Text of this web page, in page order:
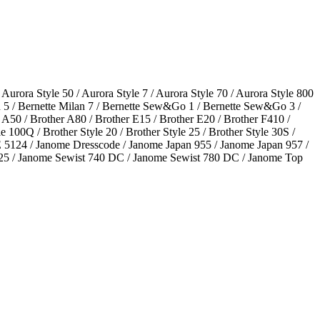
Style 50 / Aurora Style 7 / Aurora Style 70 / Aurora Style 800
/ Bernette Milan 7 / Bernette Sew&Go 1 / Bernette Sew&Go 3 /
/ Brother A80 / Brother E15 / Brother E20 / Brother F410 /
/ Brother Style 20 / Brother Style 25 / Brother Style 30S /
/ Janome Dresscode / Janome Japan 955 / Janome Japan 957 /
/ Janome Sewist 740 DC / Janome Sewist 780 DC / Janome Top